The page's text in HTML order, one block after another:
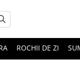
ROCHII DE ZI